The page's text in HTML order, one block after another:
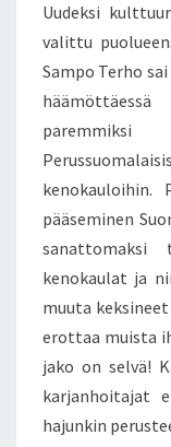
Uudeksi
valittu
Sampo Terho
kenokauloihin.
pääseminen
kenokaulat ja
muuta
erottaa muista
jako on selvä!
karjanhoitajat
hajunkin